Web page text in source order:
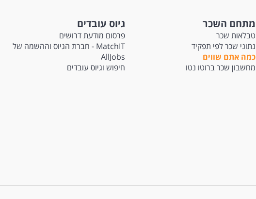
מתחם השכר
טבלאות שכר
נתוני שכר לפי תפקיד
כמה אתם שווים
מחשבון שכר ברוטו נטו
גיוס עובדים
פרסום מודעת דרושים
MatchIT - חברת הגיוס וההשמה של
AllJobs
חיפוש וגיוס עובדים